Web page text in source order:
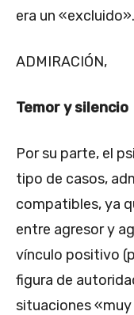
era un «excluido».
ADMIRACIÓN,
Temor y silencio
Por su parte, el
tipo de casos,
compatibles, ya
entre agresor y
vínculo positivo
figura de
situaciones